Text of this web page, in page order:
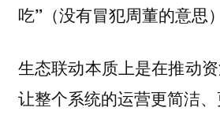
吃” （没有冒犯周董的意思）
生态联动本质上是在推动
让整个系统的运营更简洁、